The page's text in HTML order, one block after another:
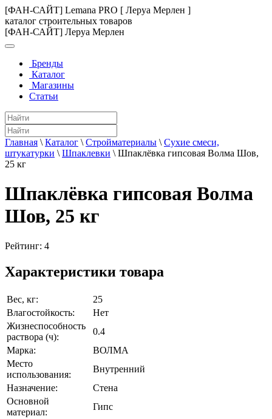
[ФАН-САЙТ] Lemana PRO [ Леруа Мерлен ]
каталог строительных товаров
[ФАН-САЙТ] Леруа Мерлен
Бренды
Каталог
Магазины
Статьи
Главная \ Каталог \ Стройматериалы \ Сухие смеси,
штукатурки \ Шпаклевки \ Шпаклёвка гипсовая Волма Шов,
25 кг
Шпаклёвка гипсовая Волма
Шов, 25 кг
Рейтинг: 4
Характеристики товара
Вес, кг:
25
Влагостойкость:
Нет
Жизнеспособность
раствора (ч):
0.4
Марка:
ВОЛМА
Место
использования:
Внутренний
Назначение:
Стена
Основной
материал:
Гипс